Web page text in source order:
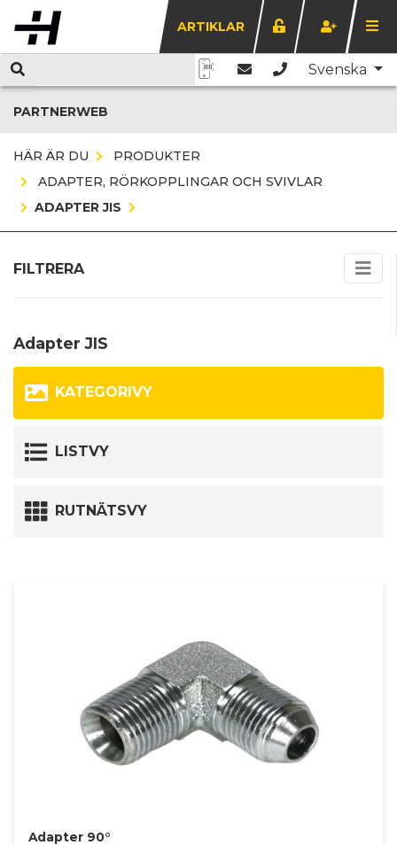
ARTIKLAR
Svenska
PARTNERWEB
HÄR ÄR DU
PRODUKTER
ADAPTER, RÖRKOPPLINGAR OCH SVIVLAR
ADAPTER JIS
FILTRERA
Adapter JIS
KATEGORIVY
LISTVY
RUTNÄTSVY
Adapter 90°